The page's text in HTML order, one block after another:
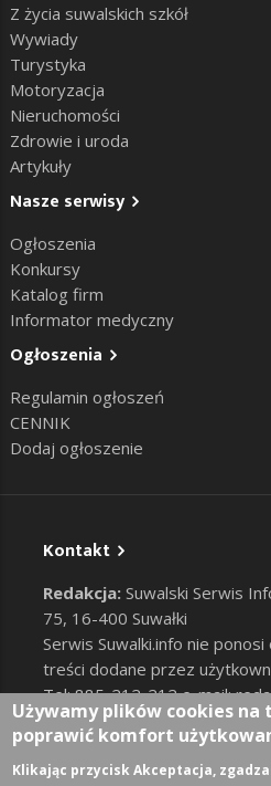
Z życia suwalskich szkół
Wywiady
Turystyka
Motoryzacja
Nieruchomości
Zdrowie i uroda
Artykuły
Nasze serwisy
Ogłoszenia
Konkursy
Katalog firm
Informator medyczny
Ogłoszenia
Regulamin ogłoszeń
CENNIK
Dodaj ogłoszenie
Kontakt
Redakcja: Suwalski Serwis
75, 16-400 Suwałki
Serwis Suwalki.info nie
treści dodane przez
Tel: 885-212-212 e-mail:
reklama@suwalki.info
RODO |Cookies
Zaloguj
Używamy plików cookies
poprawić komfort
Klikając przycisk Akceptacja,